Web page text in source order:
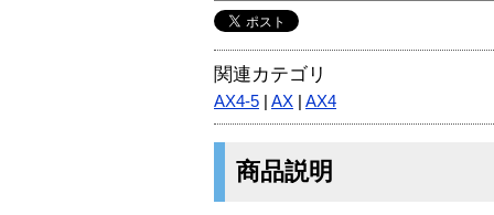
関連カテゴリ
AX4-5 AX AX4
商品説明